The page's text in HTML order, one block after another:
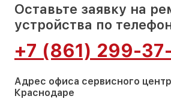
Оставьте заявку на
устройства по
+7 (861) 299-
Адрес офиса сервисного
Краснодаре